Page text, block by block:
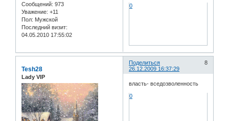
Сообщений: 973
Уважение: +11
Пол: Мужской
Последний визит:
04.05.2010 17:55:02
0
Поделиться
8
26.12.2009 16:37:29
Tesh28
Lady VIP
власть- вседозволенность
0